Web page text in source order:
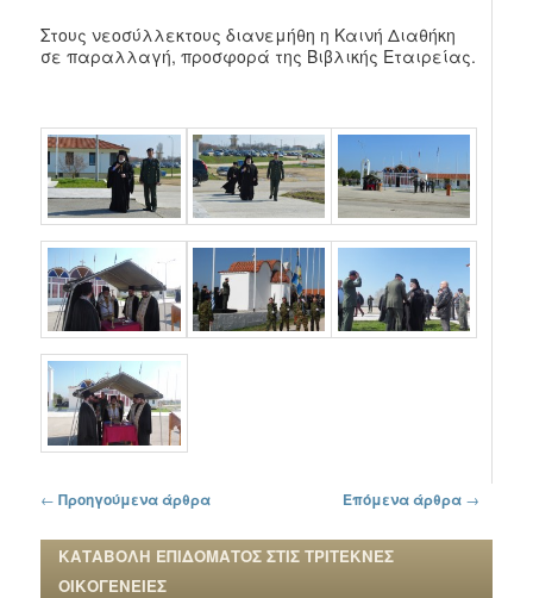
Στους νεοσύλλεκτους διανεμήθη η Καινή Διαθήκη
σε παραλλαγή, προσφορά της Βιβλικής Εταιρείας.
Πλοήγηση στα άρθρα
← Προηγούμενα άρθρα Επόμενα άρθρα →
ΚΑΤΑΒΟΛΗ ΕΠΙΔΟΜΑΤΟΣ ΣΤΙΣ ΤΡΙΤΕΚΝΕΣ
ΟΙΚΟΓΕΝΕΙΕΣ